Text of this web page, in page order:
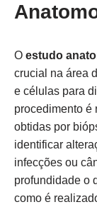
O estudo
crucial na área
e células para
procedimento é
obtidas por
identificar
infecções ou
profundidade o
como é